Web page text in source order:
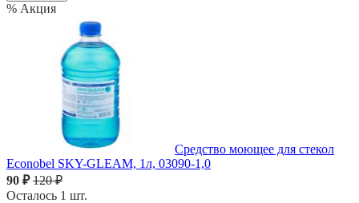
% Акция
Средство моющее для стекол
Econobel SKY-GLEAM, 1л, 03090-1,0
90 ₽120 ₽
Осталось 1 шт.